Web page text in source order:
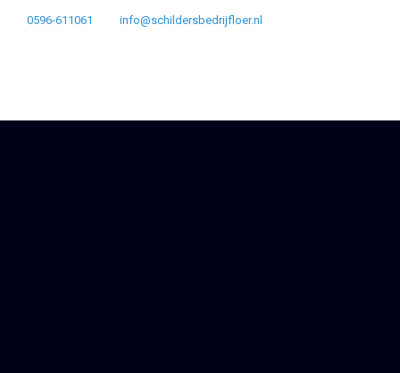
0596-611061 info@schildersbedrijfloer.nl